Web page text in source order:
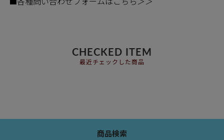
CHECKED ITEM
最近チェックした商品
商品検索